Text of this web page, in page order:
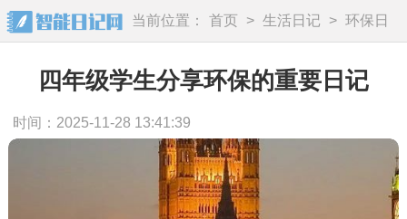
当前位置： 首页 > 生活日记 > 环保日
记
四年级学生分享环保的重要日记
时间：2025-11-28 13:41:39